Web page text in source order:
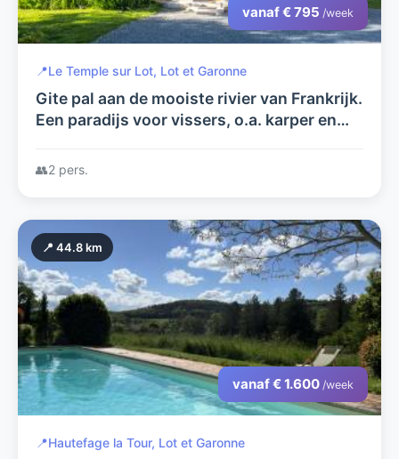
vanaf € 795 /week
📍Le Temple sur Lot, Lot et Garonne
Gite pal aan de mooiste rivier van Frankrijk.
Een paradijs voor vissers, o.a. karper en
prachtig uitzicht
👥2 pers.
📍 44.8 km
vanaf € 1.600 /week
📍Hautefage la Tour, Lot et Garonne